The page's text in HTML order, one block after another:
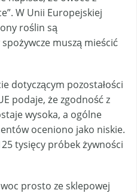
W Unii Europejskiej
roślin są
muszą mieścić
dotyczącym pozostałości
podaje, że zgodność z
wysoka, a ogólne
oceniono jako niskie.
tysięcy próbek żywności
prosto ze sklepowej